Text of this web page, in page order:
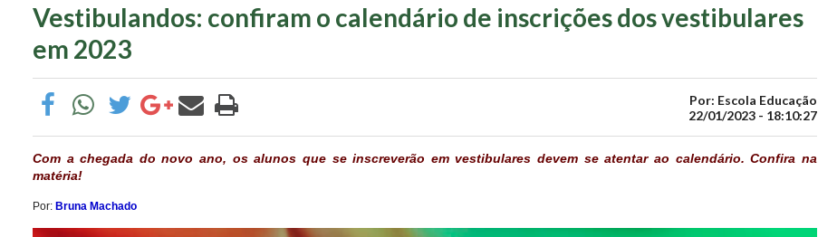
Vestibulandos: confiram o calendário de inscrições dos vestibulares
em 2023
Por: Escola Educação
22/01/2023 - 18:10:27
Com a chegada do novo ano, os alunos que se inscreverão em vestibulares devem se atentar ao calendário. Confira na
matéria!
Por: Bruna Machado